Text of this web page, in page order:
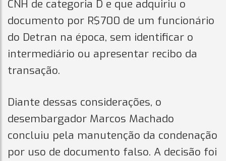
CNH de categoria D e que adquiriu o
documento por R$700 de um funcionário
do Detran na época, sem identificar o
intermediário ou apresentar recibo da
transação.
Diante dessas considerações, o
desembargador Marcos Machado
concluiu pela manutenção da condenação
por uso de documento falso. A decisão foi